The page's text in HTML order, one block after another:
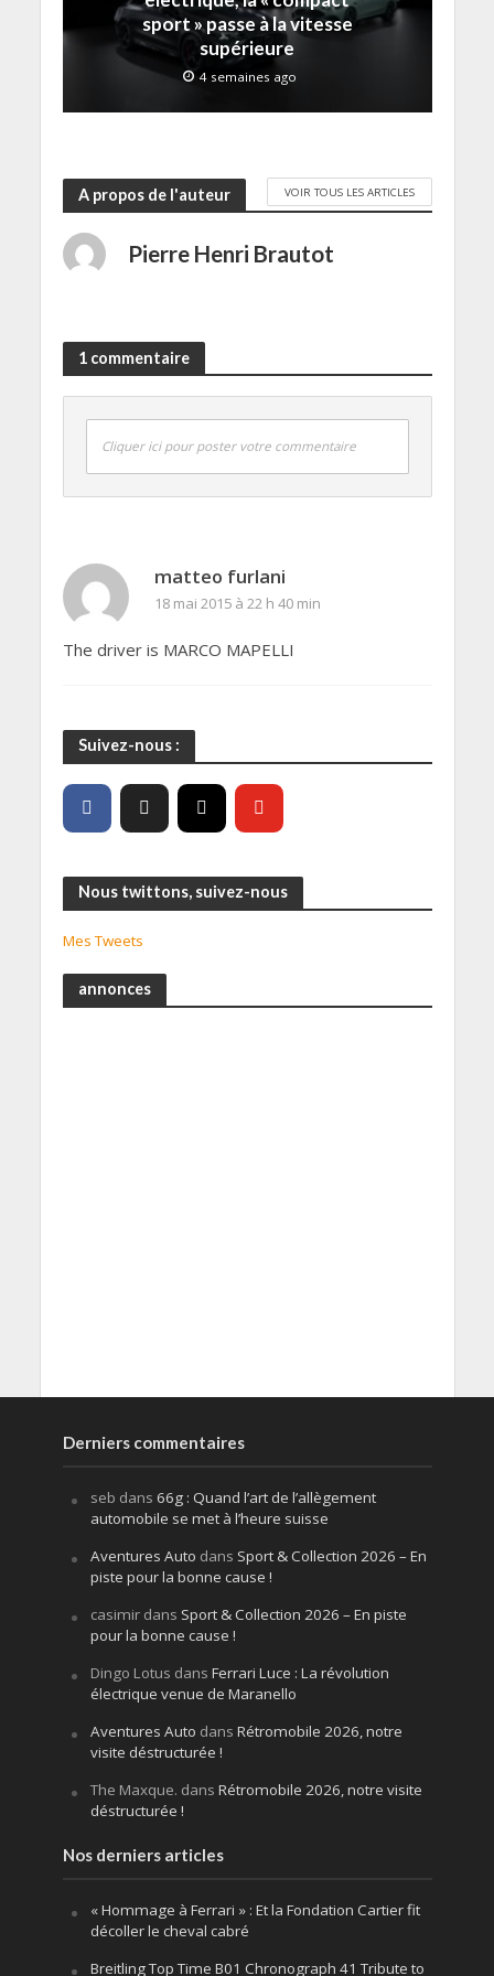
sport » passe à la vitesse
supérieure
4 semaines ago
A propos de l'auteur VOIR TOUS LES ARTICLES
Pierre Henri Brautot
1 commentaire
Cliquer ici pour poster votre commentaire
matteo furlani
18 mai 2015 à 22 h 40 min
The driver is MARCO MAPELLI
Suivez-nous :
Nous twittons, suivez-nous
Mes Tweets
annonces
Derniers commentaires
seb dans 66g : Quand l’art de l’allègement
automobile se met à l’heure suisse
Aventures Auto dans Sport & Collection 2026 – En
piste pour la bonne cause !
casimirdans Sport & Collection 2026 – En piste
pour la bonne cause !
Dingo Lotus dans Ferrari Luce : La révolution
électrique venue de Maranello
Aventures Auto dans Rétromobile 2026, notre
visite déstructurée !
The Maxque. dans Rétromobile 2026, notre visite
déstructurée !
Nos derniers articles
« Hommage à Ferrari » : Et la Fondation Cartier fit
décoller le cheval cabré
Breitling Top Time B01 Chronograph 41 Tribute to